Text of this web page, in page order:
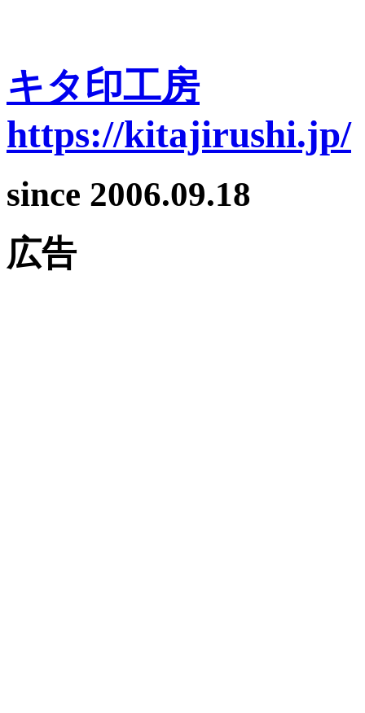
キタ印工房
https://kitajirushi.jp/
since 2006.09.18
広告